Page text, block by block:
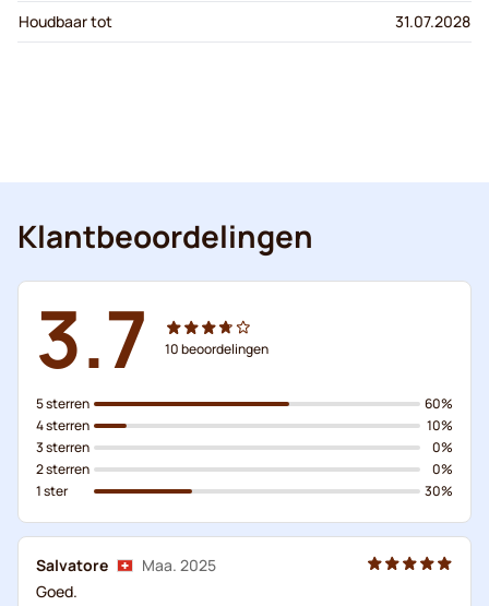
Houdbaar tot
31.07.2028
Klantbeoordelingen
3.7 10beoordelingen
5 sterren
4 sterren
3 sterren
2 sterren
1 ster
60%
10%
0%
0%
30%
Salvatore
Maa. 2025
Goed.